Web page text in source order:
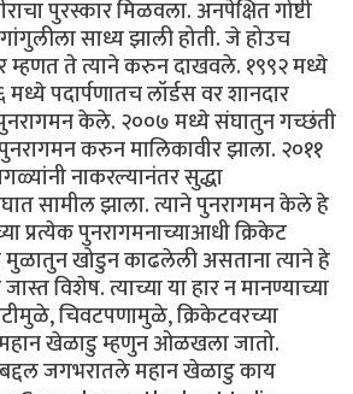
पुरस्कार मिळवला. अनपेक्षित गोष्टी
साध्य झाली होती. जे होउच
म्हणत ते त्याने करुन दाखवले. १९९२ मध्ये
पदार्पणातच लॉर्डस वर शानदार
केले. २००७ मध्ये संघातुन गच्छंती
करुन मालिकावीर झाला. २०११
नाकरल्यानंतर सुद्धा
सामील झाला. त्याने पुनरागमन केले हे
प्रत्येक पुनरागमनाच्याआधी क्रिकेट
मुळातुन खोडुन काढलेली असताना त्याने हे
विशेष. त्याच्या या हार न मानण्याच्या
चिवटपणामुळे, क्रिकेटवरच्या
खेळाडु म्हणुन ओळखला जातो.
जगभरातले महान खेळाडु काय